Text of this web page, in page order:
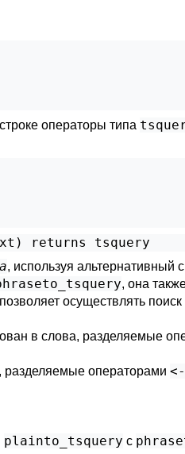
операторы типа
) returns tsquery
, используя альтернативный
, она
осуществлять
в слова, разделяемые
разделяемые операторами
plainto_tsquery с